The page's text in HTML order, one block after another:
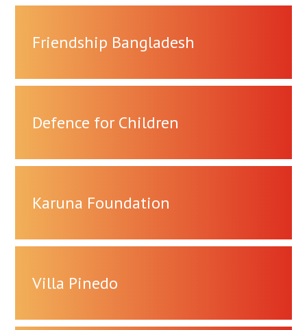
Friendship Bangladesh
Defence for Children
Karuna Foundation
Villa Pinedo